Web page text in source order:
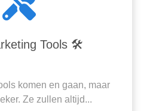
Tools 🛠
komen en gaan, maar
Ze zullen altijd...